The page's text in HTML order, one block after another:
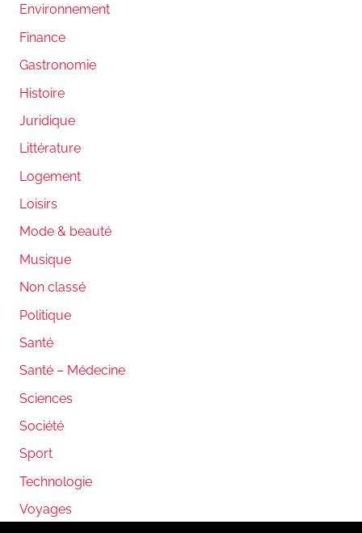
Environnement
Finance
Gastronomie
Histoire
Juridique
Littérature
Logement
Loisirs
Mode & beauté
Musique
Non classé
Politique
Santé
Santé – Médecine
Sciences
Société
Sport
Technologie
Voyages